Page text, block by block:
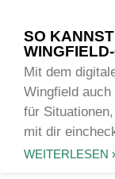
SO
Mit dem
Wingfield
für
mit dir
WEITERLESEN